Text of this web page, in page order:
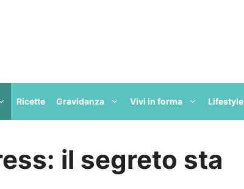
Ricette Gravidanza Vivi in forma Lifestyle
il segreto sta